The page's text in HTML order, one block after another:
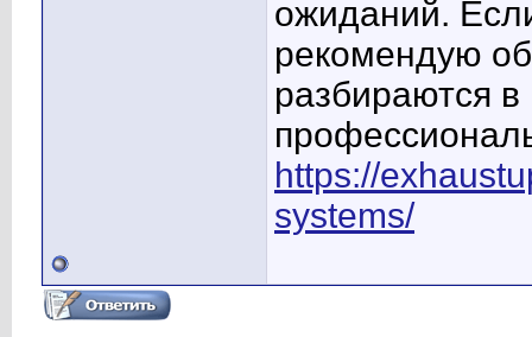
ожиданий.
рекомендую
разбираются
https://
systems/